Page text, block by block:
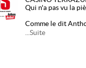
Qui n'a pas vu la
Comme le dit
différemment !
...Suite